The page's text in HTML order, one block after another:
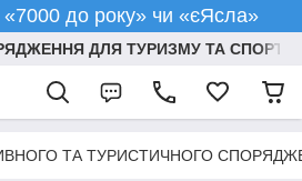
до року» чи «єЯсла»
ДЛЯ ТУРИЗМУ ТА СПОРТУ
ТА ТУРИСТИЧНОГО